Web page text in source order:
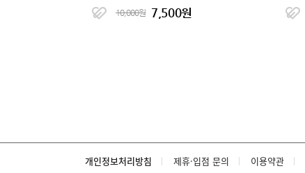
10,000원 7,500원
개인정보처리방침 제휴·입점 문의 이용약관